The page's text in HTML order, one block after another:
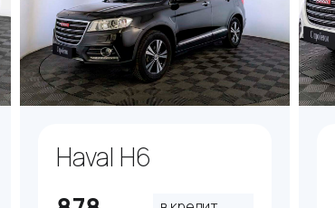
Haval H6